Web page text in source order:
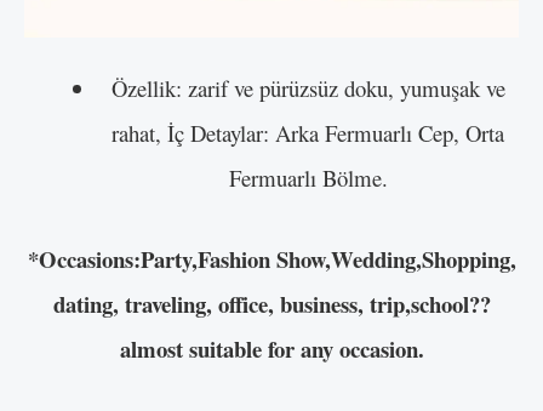
Özellik: zarif ve pürüzsüz doku, yumuşak ve
rahat, İç Detaylar: Arka Fermuarlı Cep, Orta
Fermuarlı Bölme.
*Occasions:Party,Fashion Show,Wedding,Shopping,
dating, traveling, office, business, trip,school??
almost suitable for any occasion.